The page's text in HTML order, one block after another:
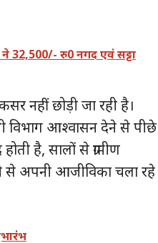
32,500/- रु0 नगद एवं सट्टा
नहीं छोड़ी जा रही है।
विभाग आश्वासन देने से पीछे
है, सालों से ग्रामीण
से अपनी आजीविका चला रहे